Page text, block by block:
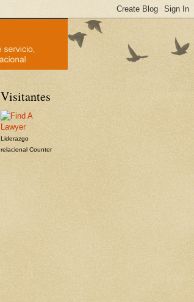
Visitantes
Liderazgo
relacional Counter